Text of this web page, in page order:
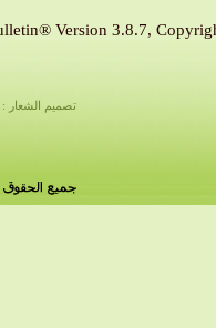
Version 3.8.7,
تصميم الشعار :